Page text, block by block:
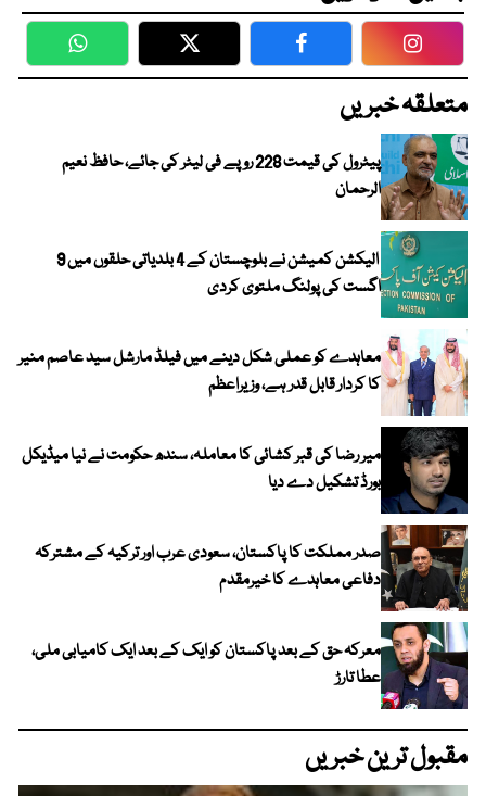
WhatsApp Twitter Facebook
متعلقہ خبریں
پیٹرول کی قیمت 228 روپے فی لیٹر کی جائے، حافظ نعیم
الرحمان
الیکشن کمیشن نے بلوچستان کے 4 بلدیاتی حلقوں میں 9
اگست کی پولنگ ملتوی کردی
معاہدے کو عملی شکل دینے میں فیلڈ مارشل سید عاصم منیر
کا کردار قابل قدر ہے، وزیراعظم
میر رضا کی قبر کشائی کا معاملہ، سندھ حکومت نے نیا میڈیکل
بورڈ تشکیل دے دیا
صدر مملکت کا پاکستان، سعودی عرب اور ترکیہ کے مشترکہ
دفاعی معاہدے کا خیرمقدم
معرکہ حق کے بعد پاکستان کو ایک کے بعد ایک کامیابی ملی،
عطا تارڑ
مقبول ترین خبریں